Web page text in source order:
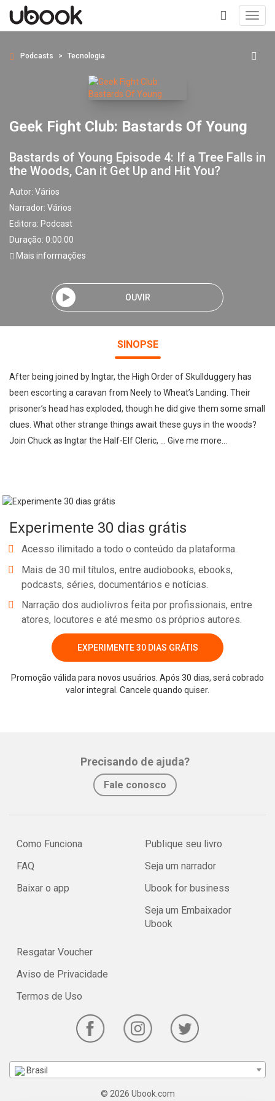
+
Podcasts Tecnologia
Geek Fight Club: Bastards Of Young
Bastards of Young Episode 4: If a Tree Falls in
the Woods, Can it Get Up and Hit You?
Autor: Vários
Narrador: Vários
Editora: Podcast
Duração: 0:00:00
Mais informações
OUVIR
SINOPSE
After being joined by Ingtar, the High Order of Skullduggery has
been escorting a caravan from Neely to Wheat’s Landing. Their
prisoner’s head has exploded, though he did give them some small
clues. What other strange things await these guys in the woods?
Join Chuck as Ingtar the Half-Elf Cleric, … Give me more...
Experimente 30 dias grátis
Acesso ilimitado a todo o conteúdo da plataforma.
Mais de 30 mil títulos, entre audiobooks, ebooks,
podcasts, séries, documentários e notícias.
Narração dos audiolivros feita por profissionais, entre
atores, locutores e até mesmo os próprios autores.
EXPERIMENTE 30 DIAS GRÁTIS
Promoção válida para novos usuários. Após 30 dias, será cobrado
valor integral. Cancele quando quiser.
Precisando de ajuda?
Fale conosco
Como Funciona
FAQ
Baixar o app
Publique seu livro
Seja um narrador
Ubook for business
Seja um Embaixador
Ubook
Resgatar Voucher
Aviso de Privacidade
Termos de Uso
Brasil
© 2026 Ubook.com